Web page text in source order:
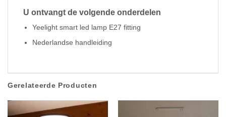
U ontvangt de volgende onderdelen
Yeelight smart led lamp E27 fitting
Nederlandse handleiding
Gerelateerde Producten